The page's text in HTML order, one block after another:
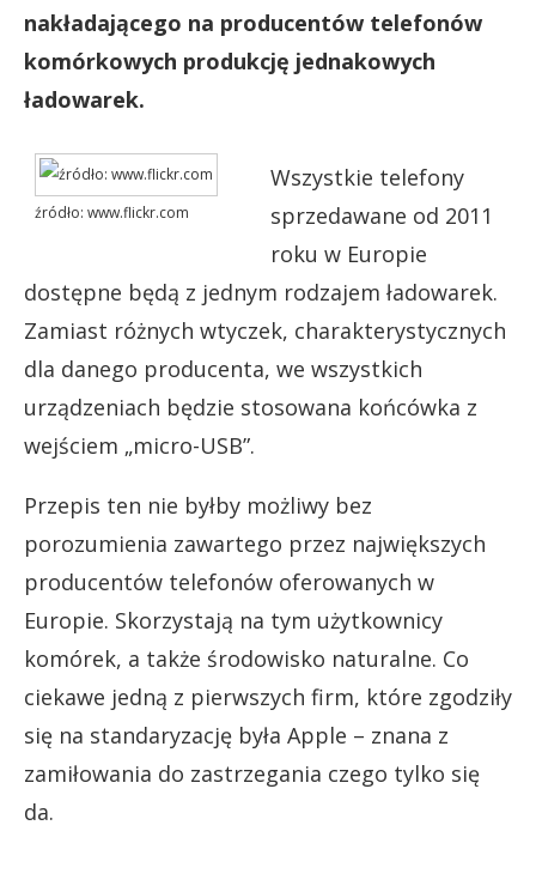
nakładającego na producentów telefonów
komórkowych produkcję jednakowych
ładowarek.
źródło: www.flickr.com
Wszystkie telefony
sprzedawane od 2011
roku w Europie
dostępne będą z jednym rodzajem ładowarek.
Zamiast różnych wtyczek, charakterystycznych
dla danego producenta, we wszystkich
urządzeniach będzie stosowana końcówka z
wejściem „micro-USB”.
Przepis ten nie byłby możliwy bez
porozumienia zawartego przez największych
producentów telefonów oferowanych w
Europie. Skorzystają na tym użytkownicy
komórek, a także środowisko naturalne. Co
ciekawe jedną z pierwszych firm, które zgodziły
się na standaryzację była Apple – znana z
zamiłowania do zastrzegania czego tylko się
da.